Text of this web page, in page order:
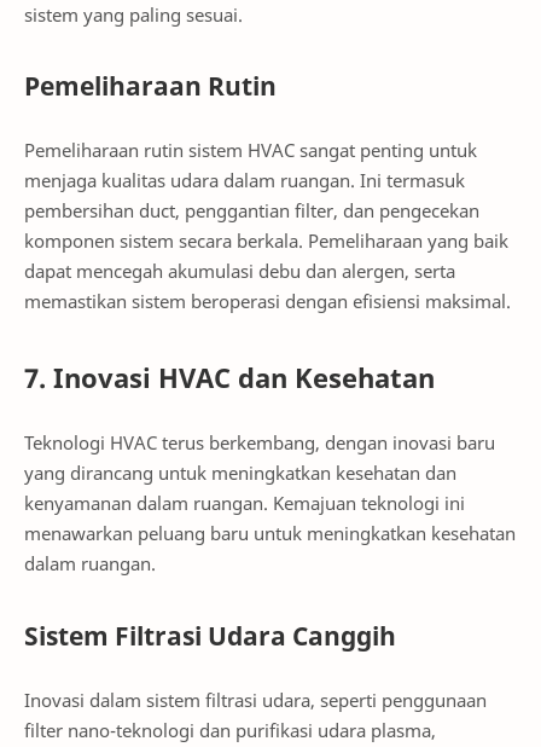
sistem yang paling sesuai.
Pemeliharaan Rutin
Pemeliharaan rutin sistem HVAC sangat penting untuk
menjaga kualitas udara dalam ruangan. Ini termasuk
pembersihan duct, penggantian filter, dan pengecekan
komponen sistem secara berkala. Pemeliharaan yang baik
dapat mencegah akumulasi debu dan alergen, serta
memastikan sistem beroperasi dengan efisiensi maksimal.
7. Inovasi HVAC dan Kesehatan
Teknologi HVAC terus berkembang, dengan inovasi baru
yang dirancang untuk meningkatkan kesehatan dan
kenyamanan dalam ruangan. Kemajuan teknologi ini
menawarkan peluang baru untuk meningkatkan kesehatan
dalam ruangan.
Sistem Filtrasi Udara Canggih
Inovasi dalam sistem filtrasi udara, seperti penggunaan
filter nano-teknologi dan purifikasi udara plasma,